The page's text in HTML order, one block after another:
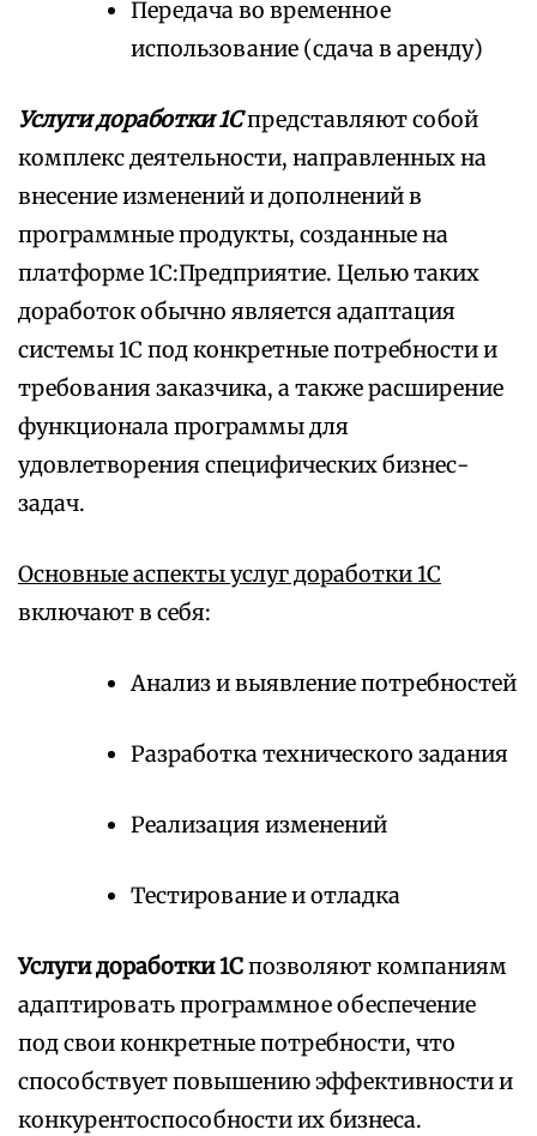
Передача во временное
использование (сдача в аренду)
Услуги доработки 1Спредставляют собой
комплекс деятельности, направленных на
внесение изменений и дополнений в
программные продукты, созданные на
платформе 1С:Предприятие. Целью таких
доработок обычно является адаптация
системы 1С под конкретные потребности и
требования заказчика, а также расширение
функционала программы для
удовлетворения специфических бизнес-
задач.
Основные аспекты услуг доработки 1С
включают в себя:
Анализ и выявление потребностей
Разработка технического задания
Реализация изменений
Тестирование и отладка
Услуги доработки 1Спозволяют компаниям
адаптировать программное обеспечение
под свои конкретные потребности, что
способствует повышению эффективности и
конкурентоспособности их бизнеса.